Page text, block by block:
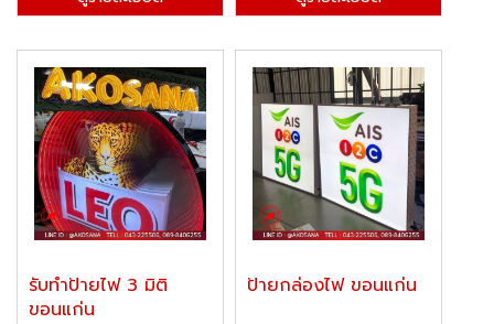
รับทำป้ายไฟ 3 มิติ
ขอนแก่น
ป้ายกล่องไฟ ขอนแก่น